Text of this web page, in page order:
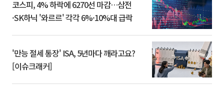
코스피, 4% 하락에 6270선 마감…삼전
·SK하닉 '와르르' 각각 6%·10%대 급락
'만능 절세 통장' ISA, 5년마다 깨라고요?
[이슈크래커]